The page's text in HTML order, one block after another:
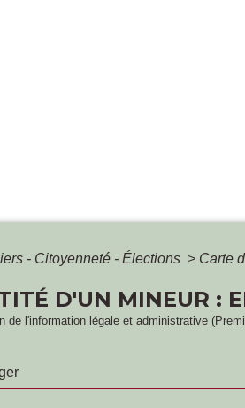
- Citoyenneté - Élections > Carte
D'UN MINEUR :
de l'information légale et administrative